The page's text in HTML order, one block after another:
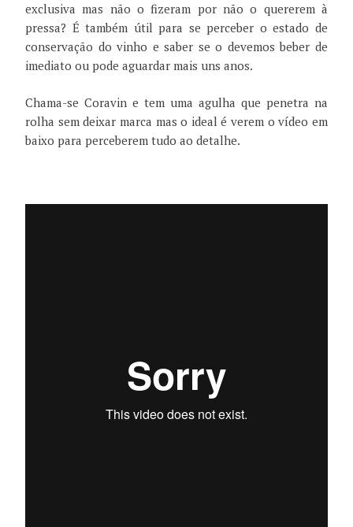
exclusiva mas não o fizeram por não o quererem à
pressa? É também útil para se perceber o estado de
conservação do vinho e saber se o devemos beber de
imediato ou pode aguardar mais uns anos.
Chama-se Coravin e tem uma agulha que penetra na
rolha sem deixar marca mas o ideal é verem o vídeo em
baixo para perceberem tudo ao detalhe.